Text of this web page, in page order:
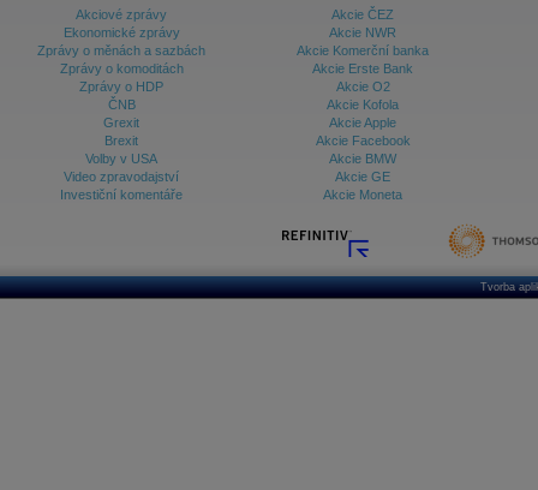
Akciové zprávy
Ekonomické zprávy
Zprávy o měnách a sazbách
Zprávy o komoditách
Zprávy o HDP
ČNB
Grexit
Brexit
Volby v USA
Video zpravodajství
Investiční komentáře
Akcie ČEZ
Akcie NWR
Akcie Komerční banka
Akcie Erste Bank
Akcie O2
Akcie Kofola
Akcie Apple
Akcie Facebook
Akcie BMW
Akcie GE
Akcie Moneta
Tvorba